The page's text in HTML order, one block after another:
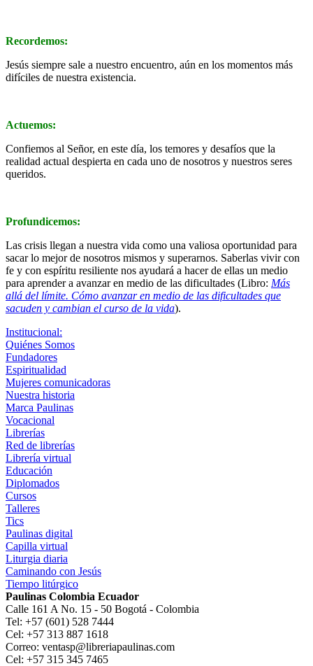
Recordemos:
Jesús siempre sale a nuestro encuentro, aún en los momentos más
difíciles de nuestra existencia.
Actuemos:
Confiemos al Señor, en este día, los temores y desafíos que la
realidad actual despierta en cada uno de nosotros y nuestros seres
queridos.
Profundicemos:
Las crisis llegan a nuestra vida como una valiosa oportunidad para
sacar lo mejor de nosotros mismos y superarnos. Saberlas vivir con
fe y con espíritu resiliente nos ayudará a hacer de ellas un medio
para aprender a avanzar en medio de las dificultades (Libro: Más
allá del límite. Cómo avanzar en medio de las dificultades que
sacuden y cambian el curso de la vida).
Institucional:
Quiénes Somos
Fundadores
Espiritualidad
Mujeres comunicadoras
Nuestra historia
Marca Paulinas
Vocacional
Librerías
Red de librerías
Librería virtual
Educación
Diplomados
Cursos
Talleres
Tics
Paulinas digital
Capilla virtual
Liturgia diaria
Caminando con Jesús
Tiempo litúrgico
Paulinas Colombia Ecuador
Calle 161 A No. 15 - 50 Bogotá - Colombia
Tel: +57 (601) 528 7444
Cel: +57 313 887 1618
Correo: ventasp@libreriapaulinas.com
Cel: +57 315 345 7465